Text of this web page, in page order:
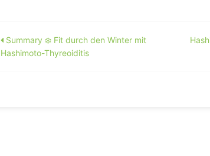
Beitragsnavigation
Summary ❄️ Fit durch den Winter mit
Hashimoto-Thyreoiditis